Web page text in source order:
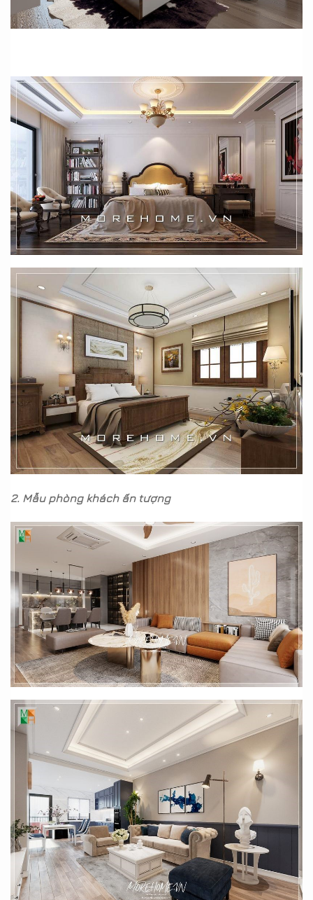
2. Mẫu phòng khách ấn tượng